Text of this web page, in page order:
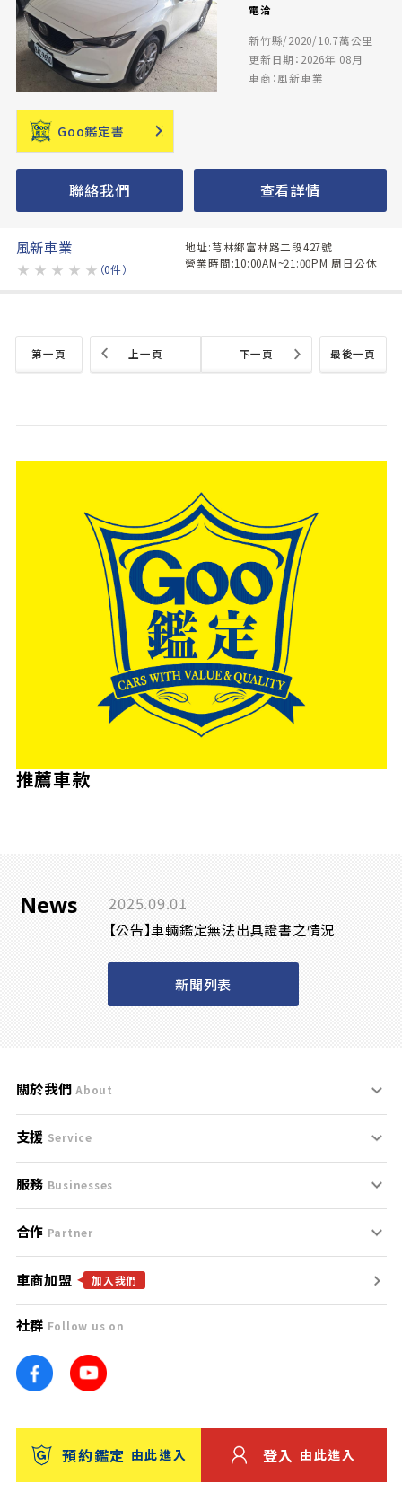
電洽
新竹縣/2020/10.7萬公里
更新日期：2026年 08月
車商：風新車業
Goo鑑定書
聯絡我們 查看詳情
風新車業
★ ★ ★ ★ ★ （0件）
地址:芎林鄉富林路二段427號
營業時間:10:00AM~21:00PM 周日公休
第一頁 最後一頁
上一頁 下一頁
推薦車款
News 2025.09.01
【公告】車輛鑑定無法出具證書之情況
新聞列表
關於我們 About
刊登規範
服務條款
免責聲明
隱私權政策
團隊
車訊網
台灣優良中古車商大獎
支援 Service
支援中心
聯絡我們
服務 Businesses
什麼是Goo鑑定？
找好車
找好店
找海外車
消費者評價
保固
合作 Partner
合作夥伴
廣告合作
車商加盟 加入我們
社群 Follow us on
預約鑑定 由此進入 登入 由此進入